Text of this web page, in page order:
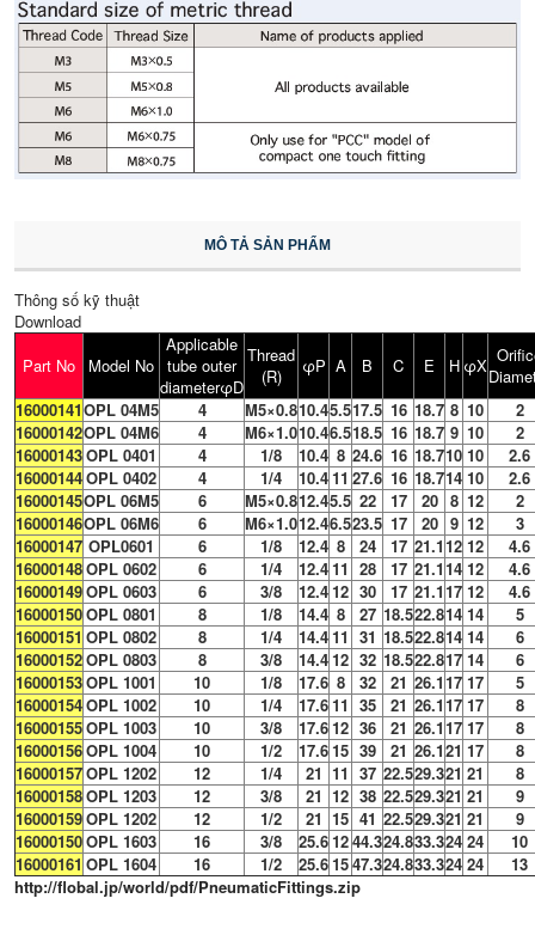
MÔ TẢ SẢN PHẨM
Thông số kỹ thuật
Download
Part No
Model No
Applicable
tube outer
diameterφD
Thread
(R)
φP A B C E H φX
16000141OPL 04M5 4 M5×0.810.45.517.5 16 18.7 8 10
2
16000142OPL 04M6 4 M6×1.010.46.518.5 16 18.7 9 10
2
16000143OPL 0401 4 1/8 10.4 8 24.6 16 18.710 10
2.6
16000144OPL 0402 4 1/4 10.411 27.6 16 18.714 10
2.6
16000145OPL 06M5 6 M5×0.812.45.5 22 17 20 8 12
2
16000146OPL 06M6 6 M6×1.012.46.523.5 17 20 9 12
3
16000147 OPL0601 6 1/8 12.4 8 24 17 21.112 12
4.6
16000148OPL 0602 6 1/4 12.411 28 17 21.114 12
4.6
16000149OPL 0603 6 3/8 12.412 30 17 21.117 12
4.6
16000150OPL 0801 8 1/8 14.4 8 27 18.522.814 14
5
16000151 OPL 0802 8 1/4 14.411 31 18.522.814 14
6
16000152OPL 0803 8 3/8 14.412 32 18.522.817 14
6
16000153OPL 1001 10 1/8 17.6 8 32 21 26.117 17
5
16000154OPL 1002 10 1/4 17.611 35 21 26.117 17
8
16000155OPL 1003 10 3/8 17.612 36 21 26.117 17
8
16000156OPL 1004 10 1/2 17.615 39 21 26.121 17
8
16000157OPL 1202 12 1/4 21 11 37 22.529.321 21
8
16000158OPL 1203 12 3/8 21 12 38 22.529.321 21
9
16000159OPL 1202 12 1/2 21 15 41 22.529.321 21
9
16000150OPL 1603 16 3/8 25.61244.324.833.324 24
10
16000161 OPL 1604 16 1/2 25.61547.324.833.324 24
13
http://flobal.jp/world/pdf/PneumaticFittings.zip